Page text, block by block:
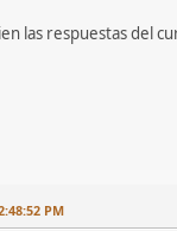
las respuestas del
PM